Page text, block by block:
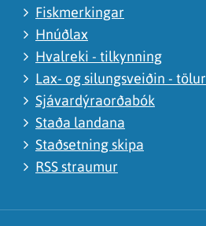
Fiskmerkingar
Hnúðlax
Hvalreki - tilkynning
Lax- og silungsveiðin - tölur
Sjávardýraorðabók
Staða landana
Staðsetning skipa
RSS straumur